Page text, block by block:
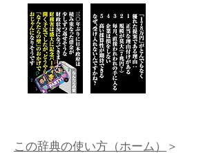
この辞典の使い方（ホーム）＞